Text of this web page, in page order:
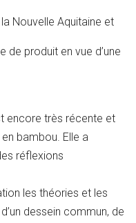
Nouvelle Aquitaine et
de produit en vue d’une
encore très récente et
bambou. Elle a
réflexions
les théories et les
dessein commun, de